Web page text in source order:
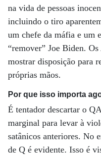
na vida de pessoas
incluindo o tiro
um chefe da máfia e um
“remover” Joe Biden.
mostrar disposição para
próprias mãos.
Por que isso importa
É tentador descartar o
marginal para levar à
satânicos anteriores. No
de Q é evidente. Isso é